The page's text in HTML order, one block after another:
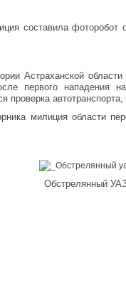
составила фоторобот
Астраханской
первого нападения
проверка
милиция области
Обстрелянный